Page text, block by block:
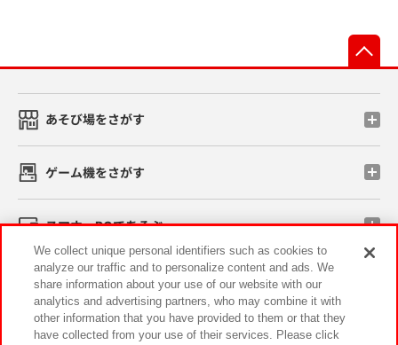
あそび場をさがす
ゲーム機をさがす
スマホ・PCであそぶ
イベント・キャンペーン
We collect unique personal identifiers such as cookies to
analyze our traffic and to personalize content and ads. We
share information about your use of our website with our
analytics and advertising partners, who may combine it with
other information that you have provided to them or that they
have collected from your use of their services. Please click